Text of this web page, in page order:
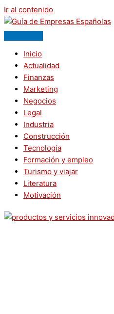
Ir al contenido
Inicio
Actualidad
Finanzas
Marketing
Negocios
Legal
Industria
Construcción
Tecnología
Formación y empleo
Turismo y viajar
Literatura
Motivación